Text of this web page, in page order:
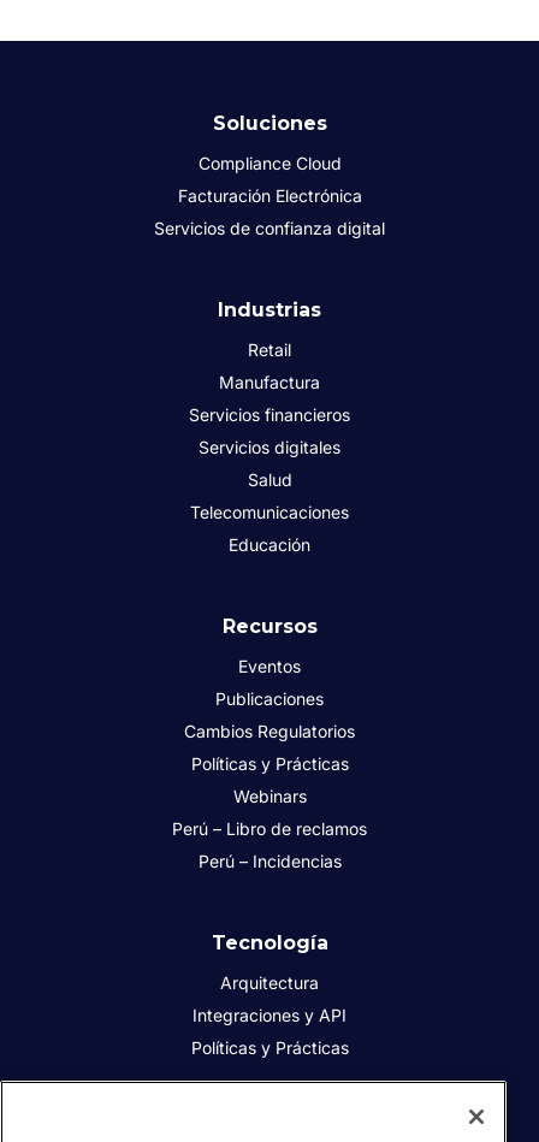
Soluciones
Compliance Cloud
Facturación Electrónica
Servicios de confianza digital
Industrias
Retail
Manufactura
Servicios financieros
Servicios digitales
Salud
Telecomunicaciones
Educación
Recursos
Eventos
Publicaciones
Cambios Regulatorios
Políticas y Prácticas
Webinars
Perú – Libro de reclamos
Perú – Incidencias
Tecnología
Arquitectura
Integraciones y API
Políticas y Prácticas